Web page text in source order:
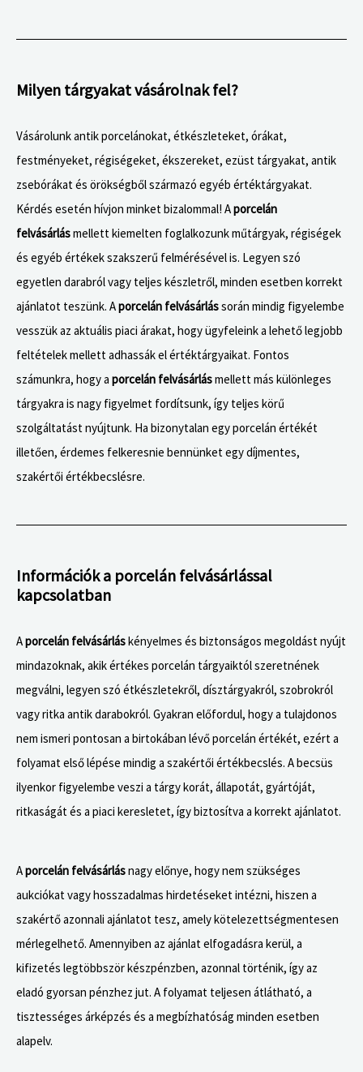
Milyen tárgyakat vásárolnak fel?
Vásárolunk antik porcelánokat, étkészleteket, órákat,
festményeket, régiségeket, ékszereket, ezüst tárgyakat, antik
zsebórákat és örökségből származó egyéb értéktárgyakat.
Kérdés esetén hívjon minket bizalommal! Aporcelán
felvásárlásmellett kiemelten foglalkozunk műtárgyak, régiségek
és egyéb értékek szakszerű felmérésével is. Legyen szó
egyetlen darabról vagy teljes készletről, minden esetben korrekt
ajánlatot teszünk. Aporcelán felvásárlássorán mindig figyelembe
vesszük az aktuális piaci árakat, hogy ügyfeleink a lehető legjobb
feltételek mellett adhassák el értéktárgyaikat. Fontos
számunkra, hogy a porcelán felvásárlásmellett más különleges
tárgyakra is nagy figyelmet fordítsunk, így teljes körű
szolgáltatást nyújtunk. Ha bizonytalan egy porcelán értékét
illetően, érdemes felkeresnie bennünket egy díjmentes,
szakértői értékbecslésre.
Információk a porcelán felvásárlással
kapcsolatban
A
C
h
a
t
G
P
T
Aporcelán felvásárláskényelmes és biztonságos megoldást nyújt
mindazoknak, akik értékes porcelán tárgyaiktól szeretnének
megválni, legyen szó étkészletekről, dísztárgyakról, szobrokról
vagy ritka antik darabokról. Gyakran előfordul, hogy a tulajdonos
nem ismeri pontosan a birtokában lévő porcelán értékét, ezért a
folyamat első lépése mindig a szakértői értékbecslés. A becsüs
ilyenkor figyelembe veszi a tárgy korát, állapotát, gyártóját,
ritkaságát és a piaci keresletet, így biztosítva a korrekt ajánlatot.
Aporcelán felvásárlásnagy előnye, hogy nem szükséges
aukciókat vagy hosszadalmas hirdetéseket intézni, hiszen a
szakértő azonnali ajánlatot tesz, amely kötelezettségmentesen
mérlegelhető. Amennyiben az ajánlat elfogadásra kerül, a
kifizetés legtöbbször készpénzben, azonnal történik, így az
eladó gyorsan pénzhez jut. A folyamat teljesen átlátható, a
tisztességes árképzés és a megbízhatóság minden esetben
alapelv.